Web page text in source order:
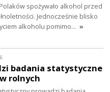
spożywało alkohol przed
Jednocześnie blisko
alkoholu pomimo… »
badania statystyczne
rolnych